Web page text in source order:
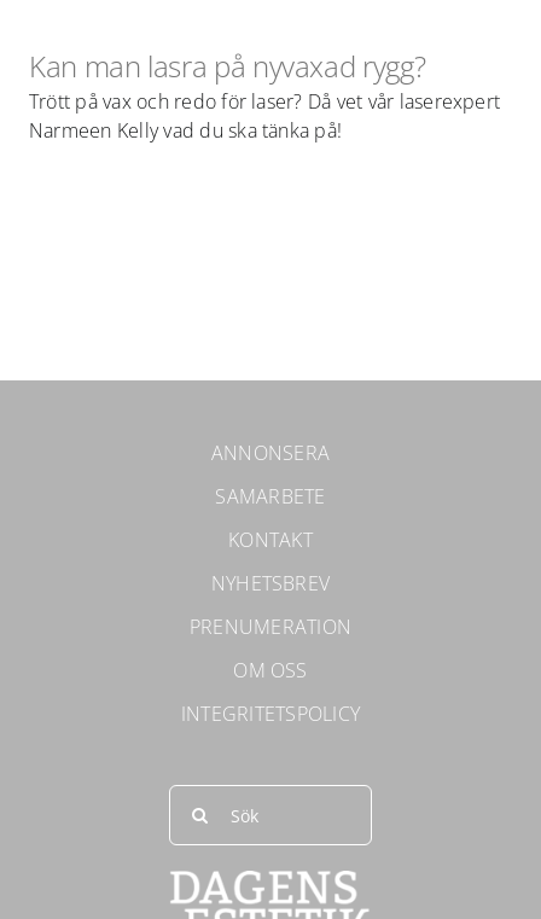
Kan man lasra på nyvaxad rygg?
Trött på vax och redo för laser? Då vet vår laserexpert
Narmeen Kelly vad du ska tänka på!
ANNONSERA
SAMARBETE
KONTAKT
NYHETSBREV
PRENUMERATION
OM OSS
INTEGRITETSPOLICY
Sök
efter: